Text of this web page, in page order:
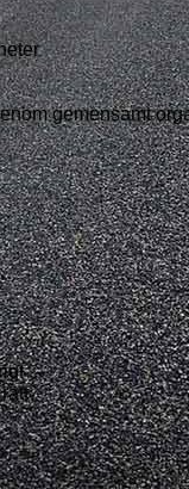
gemensamt